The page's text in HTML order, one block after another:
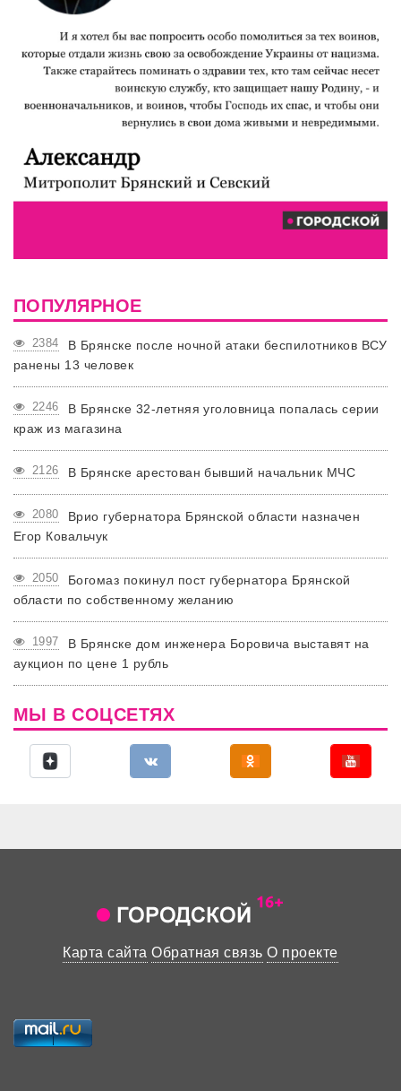
ПОПУЛЯРНОЕ
2384
В Брянске после ночной атаки беспилотников ВСУ
ранены 13 человек
2246
В Брянске 32-летняя уголовница попалась серии
краж из магазина
2126 В Брянске арестован бывший начальник МЧС
2080
Врио губернатора Брянской области назначен
Егор Ковальчук
2050
Богомаз покинул пост губернатора Брянской
области по собственному желанию
1997
В Брянске дом инженера Боровича выставят на
аукцион по цене 1 рубль
МЫ В СОЦСЕТЯХ
Карта сайта Обратная связь О проекте